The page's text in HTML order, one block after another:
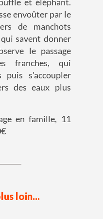
envoûter par le
de manchots
savent donner
le passage
franches, qui
s'accoupler
des eaux plus
en famille, 11
loin...